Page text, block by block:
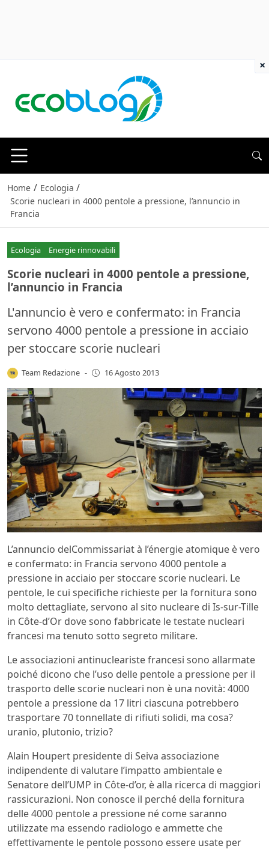
Home / Ecologia /
Scorie nucleari in 4000 pentole a pressione, l’annuncio in
Francia
Ecologia Energie rinnovabili
Scorie nucleari in 4000 pentole a pressione,
l’annuncio in Francia
L'annuncio è vero e confermato: in Francia
servono 4000 pentole a pressione in acciaio
per stoccare scorie nucleari
Team Redazione - 16 Agosto 2013
L’annuncio delCommissariat à l’énergie atomique è vero
e confermato: in Francia servono 4000 pentole a
pressione in acciaio per stoccare scorie nucleari. Le
pentole, le cui specifiche richieste per la fornitura sono
molto dettagliate, servono al sito nucleare di Is-sur-Tille
in Côte-d’Or dove sono fabbricate le testate nucleari
francesi ma tenuto sotto segreto militare.
Le associazioni antinucleariste francesi sono allarmate
poiché dicono che l’uso delle pentole a pressione per il
trasporto delle scorie nucleari non è una novità: 4000
pentole a pressione da 17 litri ciascuna potrebbero
trasportare 70 tonnellate di rifiuti solidi, ma cosa?
uranio, plutonio, trizio?
Alain Houpert presidente di Seiva associazione
indipendente di valutare l’impatto ambientale e
Senatore dell’UMP in Côte-d’or, è alla ricerca di maggiori
rassicurazioni. Non conosce il perché della fornitura
delle 4000 pentole a pressione né come saranno
utilizzate ma essendo radiologo e ammette che
effettivamente le pentole possono essere usate per
×